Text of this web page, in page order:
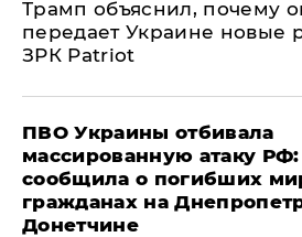
Трамп объяснил, почему
передает Украине новые
ЗРК Patriot
ПВО Украины отбивала
массированную атаку
сообщила о погибших
гражданах на
Донетчине